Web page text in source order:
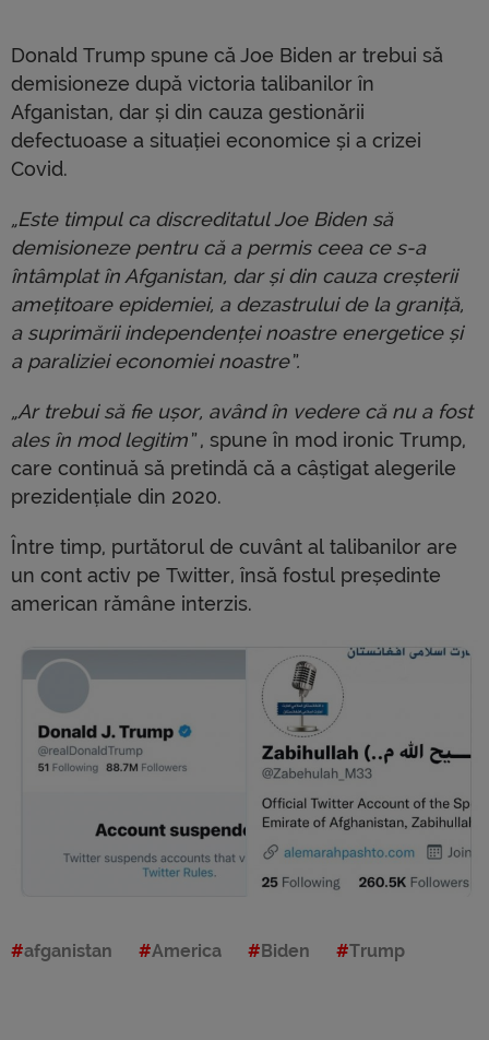
Donald Trump spune că Joe Biden ar trebui să
demisioneze după victoria talibanilor în
Afganistan, dar și din cauza gestionării
defectuoase a situației economice și a crizei
Covid.
„Este timpul ca discreditatul Joe Biden să
demisioneze pentru că a permis ceea ce s-a
întâmplat în Afganistan, dar și din cauza creșterii
amețitoare epidemiei, a dezastrului de la graniță,
a suprimării independenței noastre energetice și
a paraliziei economiei noastre”.
„Ar trebui să fie ușor, având în vedere că nu a fost
ales în mod legitim”, spune în mod ironic Trump,
care continuă să pretindă că a câștigat alegerile
prezidențiale din 2020.
Între timp, purtătorul de cuvânt al talibanilor are
un cont activ pe Twitter, însă fostul președinte
american rămâne interzis.
afganistan America Biden Trump